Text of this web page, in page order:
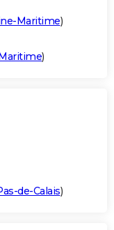
Maritime)
)
de-Calais)